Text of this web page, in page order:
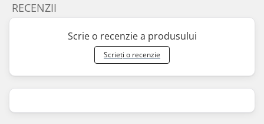
RECENZII
Scrie o recenzie a produsului
Scrieți o recenzie